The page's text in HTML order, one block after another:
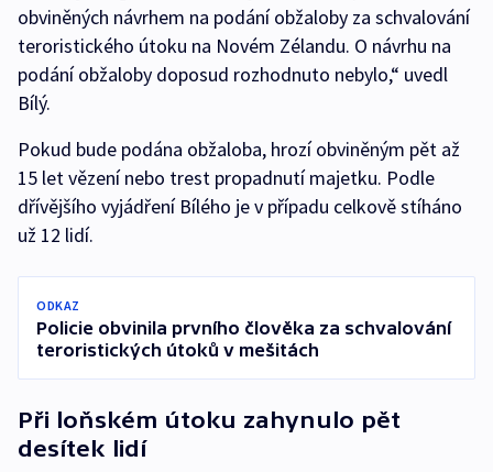
obviněných návrhem na podání obžaloby za schvalování
teroristického útoku na Novém Zélandu. O návrhu na
podání obžaloby doposud rozhodnuto nebylo,“ uvedl
Bílý.
Pokud bude podána obžaloba, hrozí obviněným pět až
15 let vězení nebo trest propadnutí majetku. Podle
dřívějšího vyjádření Bílého je v případu celkově stíháno
už 12 lidí.
ODKAZ
Policie obvinila prvního člověka za schvalování
teroristických útoků v mešitách
Při loňském útoku zahynulo pět
desítek lidí